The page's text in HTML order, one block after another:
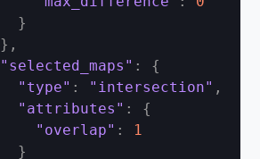
}
} ,
"selected_maps" :
{
"type" : "intersection" ,
"attributes" :
{
"overlap" :
1
}